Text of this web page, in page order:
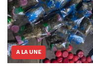
A LA UNE